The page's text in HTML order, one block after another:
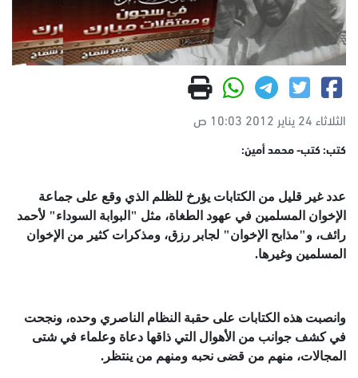
الثلاثاء 24 يناير 2012 10:03 ص
كتب: كتب- محمد أمين:
عدد غير قليل من الكتابات يؤرخ للظلم الذي وقع على جماعة
الإخوان المسلمين في عهود الطغاة، مثل "البوابة السوداء" لأحمد
رائف، و"مذابح الإخوان" لجابر رزق، ومذكرات كثير من الإخوان
المسلمين وغيرها.
وانصبت هذه الكتابات على حقبة النظام الناصري وحده، ونجحت
في كشف جوانب من الأهوال التي ذاقها دعاة وعلماء في شتى
المجالات، منهم من قضى نحبه ومنهم من ينتظر.